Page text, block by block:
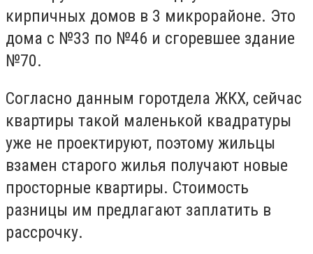
кирпичных домов в 3 микрорайоне. Это
дома с №33 по №46 и сгоревшее здание
№70.
Согласно данным горотдела ЖКХ, сейчас
квартиры такой маленькой квадратуры
уже не проектируют, поэтому жильцы
взамен старого жилья получают новые
просторные квартиры. Стоимость
разницы им предлагают заплатить в
рассрочку.